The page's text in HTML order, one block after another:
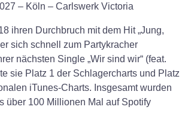
– Köln – Carlswerk Victoria
ihren Durchbruch mit dem Hit „Jung,
sich schnell zum Partykracher
nächsten Single „Wir sind wir“ (feat.
sie Platz 1 der Schlagercharts und Platz
iTunes-Charts. Insgesamt wurden
über 100 Millionen Mal auf Spotify